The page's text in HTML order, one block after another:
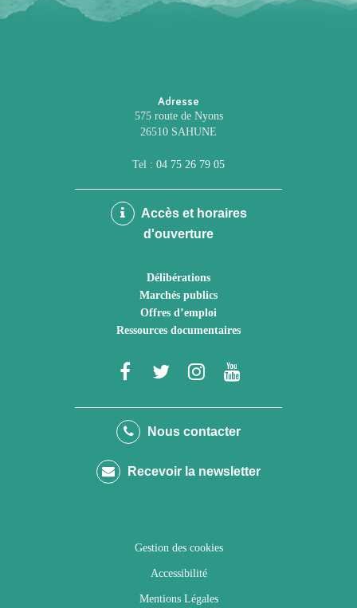
Adresse
575 route de Nyons
26510 SAHUNE
Tel : 04 75 26 79 05
Accès et horaires
d'ouverture
Délibérations
Marchés publics
Offres d’emploi
Ressources documentaires
Lien
le
Facebook
Lien
le
Twitter
Lien
le
Instagram
Youtube
Nous contacter
Recevoir la newsletter
Gestion des cookies
Accessibilité
Mentions Légales